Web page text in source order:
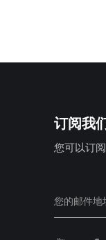
订阅我
您可以订